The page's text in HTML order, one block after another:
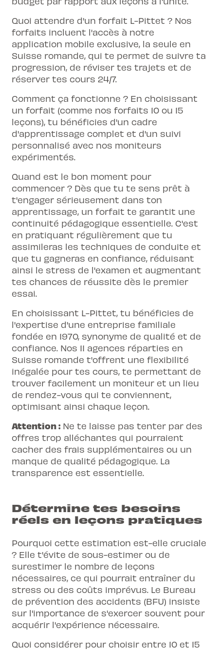
Quoi attendre d'un forfait L-Pittet ? Nos
forfaits incluent l'accès à notre
application mobile exclusive, la seule en
Suisse romande, qui te permet de suivre ta
progression, de réviser tes trajets et de
réserver tes cours 24/7.
Comment ça fonctionne ? En choisissant
un forfait (comme nos forfaits 10 ou 15
leçons), tu bénéficies d'un cadre
d'apprentissage complet et d'un suivi
personnalisé avec nos moniteurs
expérimentés.
Quand est le bon moment pour
commencer ? Dès que tu te sens prêt à
t'engager sérieusement dans ton
apprentissage, un forfait te garantit une
continuité pédagogique essentielle. C'est
en pratiquant régulièrement que tu
assimileras les techniques de conduite et
que tu gagneras en confiance, réduisant
ainsi le stress de l'examen et augmentant
tes chances de réussite dès le premier
essai.
En choisissant L-Pittet, tu bénéficies de
l'expertise d'une entreprise familiale
fondée en 1970, synonyme de qualité et de
confiance. Nos 11 agences réparties en
Suisse romande t'offrent une flexibilité
inégalée pour tes cours, te permettant de
trouver facilement un moniteur et un lieu
de rendez-vous qui te conviennent,
optimisant ainsi chaque leçon.
Attention : Ne te laisse pas tenter par des
offres trop alléchantes qui pourraient
cacher des frais supplémentaires ou un
manque de qualité pédagogique. La
transparence est essentielle.
Détermine tes besoins
réels en leçons pratiques
Pourquoi cette estimation est-elle cruciale
? Elle t'évite de sous-estimer ou de
surestimer le nombre de leçons
nécessaires, ce qui pourrait entraîner du
stress ou des coûts imprévus. Le Bureau
de prévention des accidents (BFU) insiste
sur l'importance de s'exercer souvent pour
acquérir l'expérience nécessaire.
Quoi considérer pour choisir entre 10 et 15